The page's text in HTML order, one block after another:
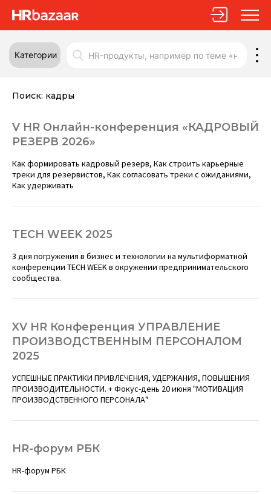
Категории
Поиск: кадры
V HR Онлайн-конференция «КАДРОВЫЙ
РЕЗЕРВ 2026»
Как формировать кадровый резерв, Как строить карьерные
треки для резервистов, Как согласовать треки с ожиданиями,
Как удерживать
TECH WEEK 2025
3 дня погружения в бизнес и технологии на мультиформатной
конференции TECH WEEK в окружении предпринимательского
сообщества.
XV HR Конференция УПРАВЛЕНИЕ
ПРОИЗВОДСТВЕННЫМ ПЕРСОНАЛОМ
2025
УСПЕШНЫЕ ПРАКТИКИ ПРИВЛЕЧЕНИЯ, УДЕРЖАНИЯ, ПОВЫШЕНИЯ
ПРОИЗВОДИТЕЛЬНОСТИ. + Фокус-день 20 июня "МОТИВАЦИЯ
ПРОИЗВОДСТВЕННОГО ПЕРСОНАЛА"
HR-форум РБК
HR-форум РБК